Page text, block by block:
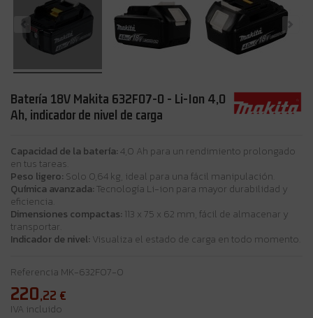
Batería 18V Makita 632F07-0 - Li-Ion 4,0
Ah, indicador de nivel de carga
Capacidad de la batería:4,0 Ah para un rendimiento prolongado
en tus tareas.
Peso ligero: Solo 0,64 kg, ideal para una fácil manipulación.
Química avanzada:Tecnología Li-ion para mayor durabilidad y
eficiencia.
Dimensiones compactas: 113 x 75 x 62 mm, fácil de almacenar y
transportar.
Indicador de nivel: Visualiza el estado de carga en todo momento.
Referencia MK-632F07-0
220,22 €
IVA incluido